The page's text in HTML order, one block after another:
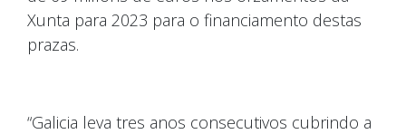
Xunta para 2023 para o financiamento destas
prazas.
“Galicia leva tres anos consecutivos cubrindo a